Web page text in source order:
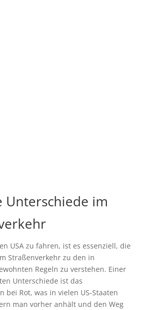
Unterschiede im
USA zu fahren, ist es essenziell, die
Straßenverkehr zu den in
Regeln zu verstehen. Einer
Unterschiede ist das
bei Rot, was in vielen US-Staaten
man vorher anhält und den Weg